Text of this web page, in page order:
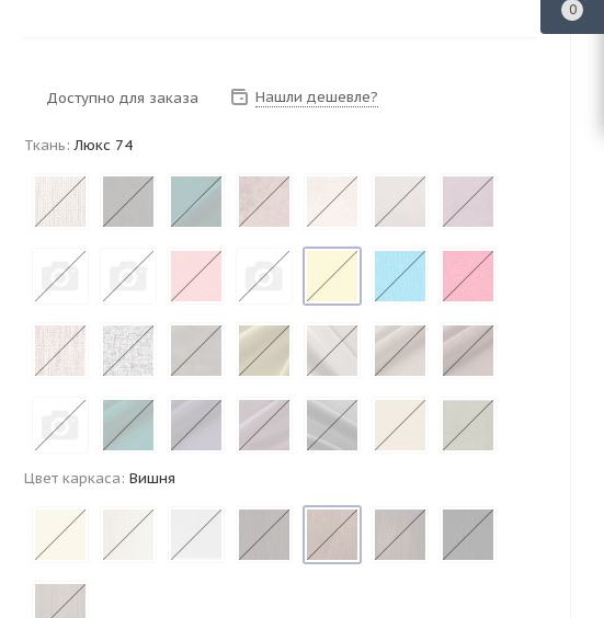
Доступно для заказа Нашли дешевле?
Ткань: Люкс 74
Цвет каркаса: Вишня
0